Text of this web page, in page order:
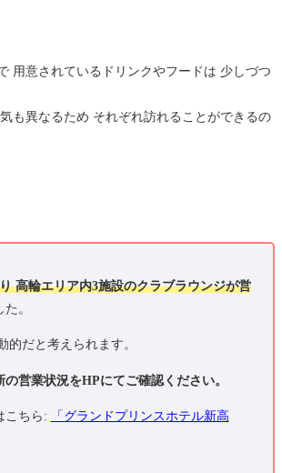
用意されているドリンクやフードは 少しづつ
も異なるため それぞれ訪れることができるの
高輪エリア内3施設のクラブラウンジが営
。
的だと考えられます。
営業状況をHPにてご確認ください。
こちら:
「グランドプリンスホテル新高